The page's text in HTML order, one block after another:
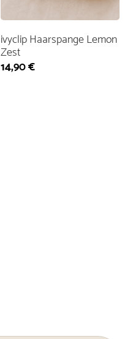
ivyclip Haarspange Lemon
Zest
14,90€